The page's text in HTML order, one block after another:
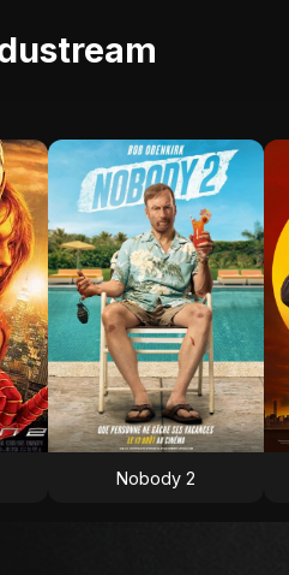
Nobody 2